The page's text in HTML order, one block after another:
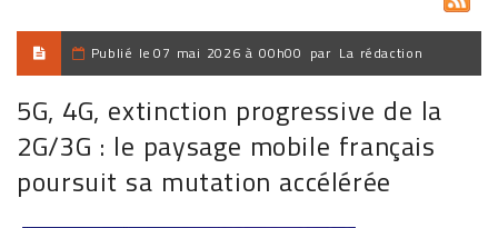
Publié le 07 mai 2026 à 00h00 par La rédaction
5G, 4G, extinction progressive de la
2G/3G : le paysage mobile français
poursuit sa mutation accélérée